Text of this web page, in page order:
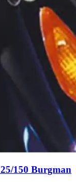
150 Burgman